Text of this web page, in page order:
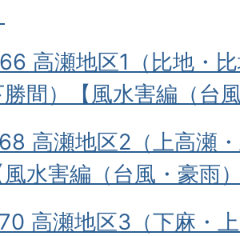
高瀬地区1（比地・
間）【風水害編（台
高瀬地区2（上高瀬
水害編（台風・豪雨
高瀬地区3（下麻・